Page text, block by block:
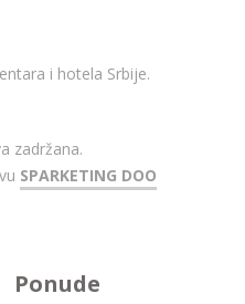
i hotela Srbije.
zadržana.
SPARKETING DOO
Ponude